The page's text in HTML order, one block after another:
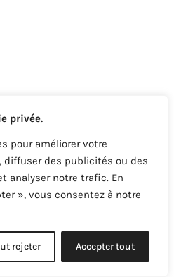
privée.
pour améliorer votre
diffuser des publicités ou des
analyser notre trafic. En
», vous consentez à notre
rejeter Accepter tout